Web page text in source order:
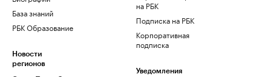
База знаний
РБК Образование
Новости
регионов
на РБК
Подписка на РБК
Корпоративная
подписка
Уведомления